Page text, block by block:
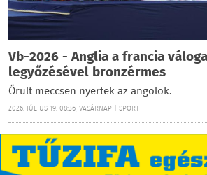
Vb-2026 - Anglia a francia
legyőzésével bronzérmes
Őrült meccsen nyertek az angolok.
2026. JÚLIUS 19. 08:36, VASÁRNAP | SPORT